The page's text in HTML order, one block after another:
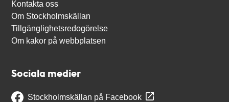
Kontakta oss
Om Stockholmskällan
Tillgänglighetsredogörelse
Om kakor på webbplatsen
Sociala medier
Stockholmskällan på Facebook